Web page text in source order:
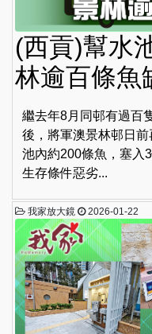
(西貢)幫水
林逾百條魚
繼去年8月同邨有過百
後，將軍澳景林邨日
池內約200條魚，塞入
生存條件惡劣...
我家放大鏡 2026-01-22